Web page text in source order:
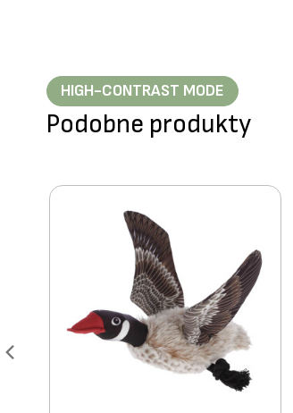
HIGH-CONTRAST MODE
Podobne produkty